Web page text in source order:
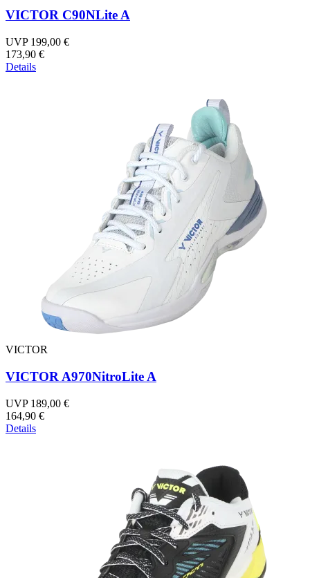
VICTOR C90NLite A
UVP 199,00 €
173,90 €
Details
VICTOR
VICTOR A970NitroLite A
UVP 189,00 €
164,90 €
Details